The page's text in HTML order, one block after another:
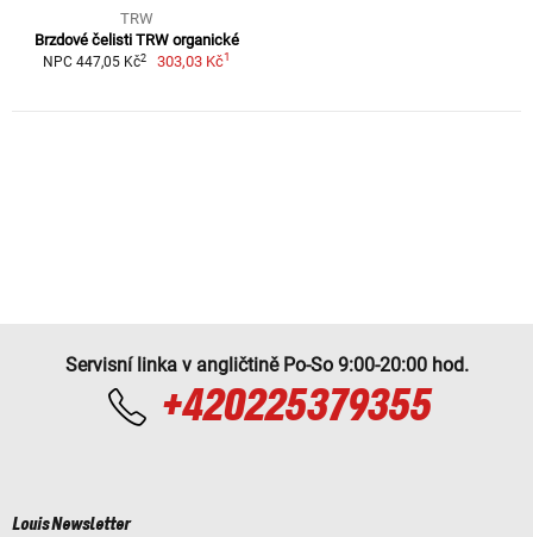
TRW
Brzdové čelisti TRW organické
NPC 447,05 Kč2 303,03 Kč1
Servisní linka v angličtině Po-So 9:00-20:00 hod.
+420225379355
Louis Newsletter